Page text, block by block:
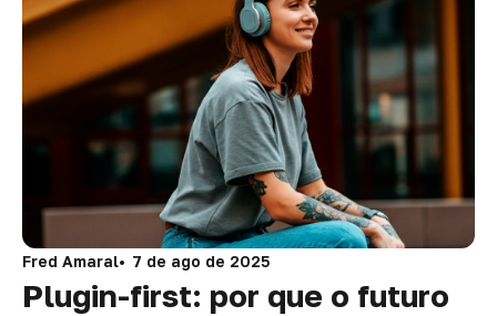
Fred Amaral 7 de ago de 2025
Plugin-first: por que o futuro